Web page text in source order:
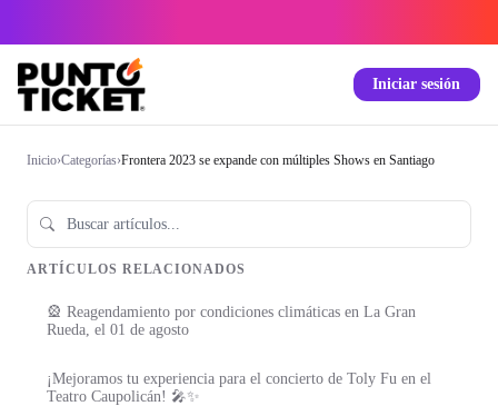
Iniciar sesión
Inicio›Categorías›Frontera 2023 se expande con múltiples Shows en Santiago
ARTÍCULOS RELACIONADOS
🎡 Reagendamiento por condiciones climáticas en La Gran
Rueda, el 01 de agosto
¡Mejoramos tu experiencia para el concierto de Toly Fu en el
Teatro Caupolicán! 🎤✨